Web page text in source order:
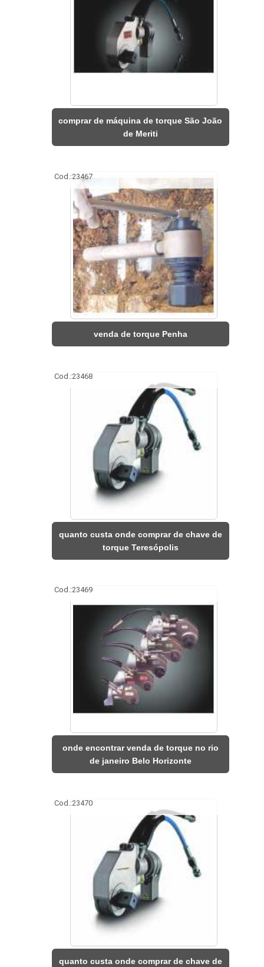
comprar de máquina de torque São João
de Meriti
Cod.:23467
venda de torque Penha
Cod.:23468
quanto custa onde comprar de chave de
torque Teresópolis
Cod.:23469
onde encontrar venda de torque no rio
de janeiro Belo Horizonte
Cod.:23470
quanto custa onde comprar de chave de